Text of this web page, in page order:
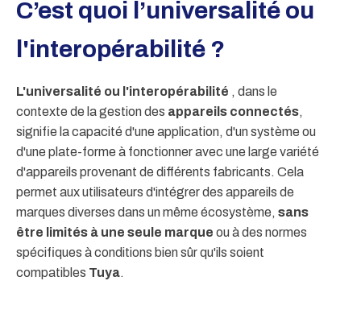
C’est quoi l’universalité ou
l'interopérabilité ?
L'universalité ou l'interopérabilité , dans le
contexte de la gestion des appareils connectés,
signifie la capacité d'une application, d'un système ou
d'une plate-forme à fonctionner avec une large variété
d'appareils provenant de différents fabricants. Cela
permet aux utilisateurs d'intégrer des appareils de
marques diverses dans un même écosystème, sans
être limités à une seule marque ou à des normes
spécifiques à conditions bien sûr qu'ils soient
compatibles Tuya.